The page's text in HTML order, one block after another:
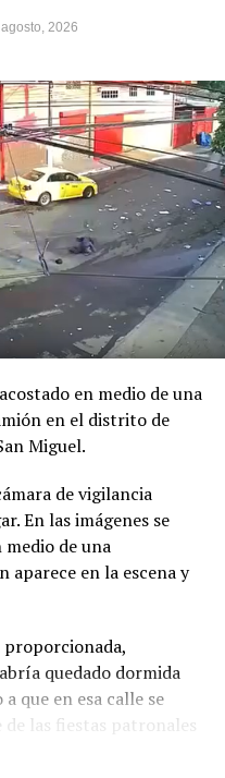
Abelardo de la
saludo de parte del
mejores deseos al
al frente de la nación
2026
en medio de una
en el distrito de
Miguel.
de vigilancia
En las imágenes se
de una
aparece en la escena y
quedado dormida
que en esa calle se
las fiestas patronales